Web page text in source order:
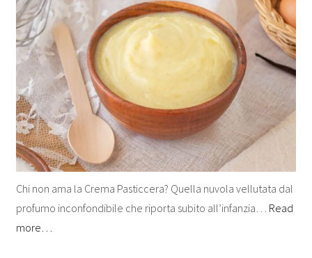
Chi non ama la Crema Pasticcera? Quella nuvola vellutata dal
profumo inconfondibile che riporta subito all’infanzia… Read
more…